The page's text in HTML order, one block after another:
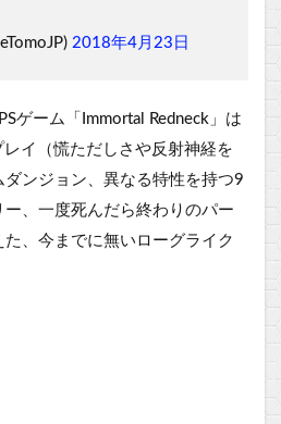
2018年4月23日
ゲーム「Immortal Redneck」は
イ（慌ただしさや反射神経を
ンジョン、異なる特性を持つ9
、一度死んだら終わりのパー
、今までに無いローグライク